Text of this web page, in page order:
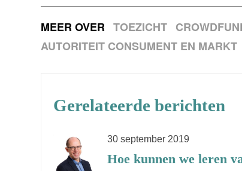
MEER OVER TOEZICHT
AUTORITEIT CONSUMENT EN MARKT
Gerelateerde berichten
30 september 2019
Hoe kunnen we leren